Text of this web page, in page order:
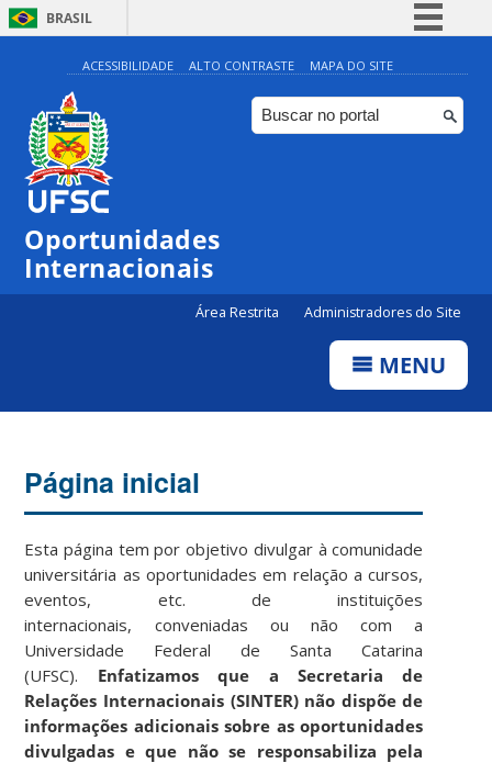
BRASIL
Simplifique!
Comunica BR
Participe
ACESSIBILIDADE ALTO CONTRASTE MAPA DO SITE
Oportunidades
Internacionais
Área Restrita Administradores do Site
MENU
Página inicial
Esta página tem por objetivo divulgar à comunidade
universitária as oportunidades em relação a cursos,
eventos, etc. de instituições
internacionais, conveniadas ou não com a
Universidade Federal de Santa Catarina
(UFSC). Enfatizamos que a Secretaria de
Relações Internacionais (SINTER) não dispõe de
informações adicionais sobre as oportunidades
divulgadas e que não se responsabiliza pela